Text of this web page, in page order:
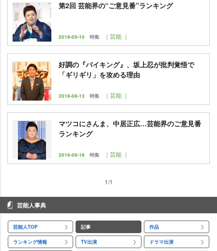
第2回 芸能界の“ご意見番”ランキング
2019-05-10 特集 ｜芸能 ｜
好調の『バイキング』、坂上忍が批判覚悟で
「ギリギリ」を攻める理由
2018-08-13 特集 ｜芸能 ｜
マツコにさんま、中居正広…芸能界のご意見番
ランキング
2016-09-16 特集 ｜芸能 ｜
1/1
芸能人事典
芸能人TOP 記事 作品
ランキング情報 TV出演 ドラマ出演